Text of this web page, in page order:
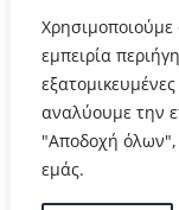
εμπειρία
αναλύουμε την
"Αποδοχή όλων",
εμάς.